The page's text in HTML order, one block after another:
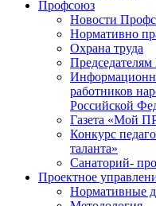
Профсоюз
Новости
Нормативно
Охрана труда
работников
Российской
Газета «Мой
Конкурс
таланта»
Санаторий-
Проектное
Нормативные